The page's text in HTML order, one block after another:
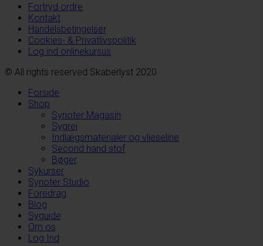
Fortryd ordre
Kontakt
Handelsbetingelser
Cookies- & Privatlivspolitik
Log ind onlinekursus
© All rights reserved Skaberlyst 2020
Forside
Shop
Synoter Magasin
Sygrej
Indlægsmaterialer og vlieseline
Second hand stof
Bøger
Sykurser
Synoter Studio
Foredrag
Blog
Syguide
Om os
Log Ind